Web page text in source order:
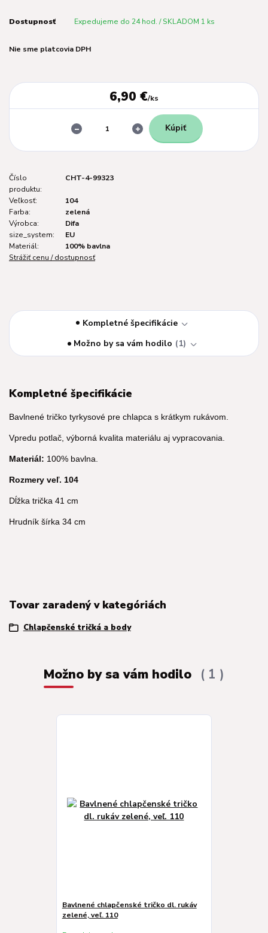
Dostupnosť Expedujeme do 24 hod. / SKLADOM 1 ks
Nie sme platcovia DPH
6,90 €/ks
Kúpiť
Číslo
produktu:
CHT-4-99323
Veľkosť:
104
Farba:
zelená
Výrobca:
Difa
size_system:
EU
Materiál:
100% bavlna
Strážiť cenu / dostupnosť
Kompletné špecifikácie
Možno by sa vám hodilo
1
Kompletné špecifikácie
Bavlnené tričko tyrkysové pre chlapca s krátkym rukávom.
Vpredu potlač, výborná kvalita materiálu aj vypracovania.
Materiál: 100% bavlna.
Rozmery veľ. 104
Dĺžka trička 41 cm
Hrudník šírka 34 cm
Tovar zaradený v kategóriách
Chlapčenské tričká a body
Možno by sa vám hodilo 1
Bavlnené chlapčenské tričko dl. rukáv
zelené, veľ. 110